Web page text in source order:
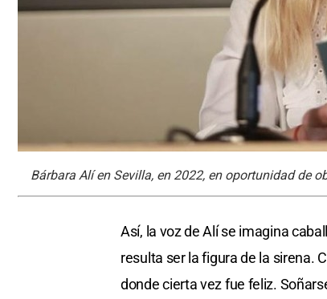
Bárbara Alí en Sevilla, en 2022, en oportunidad de
Así, la voz de Alí se imagina
resulta ser la figura de la sirena.
donde cierta vez fue feliz.